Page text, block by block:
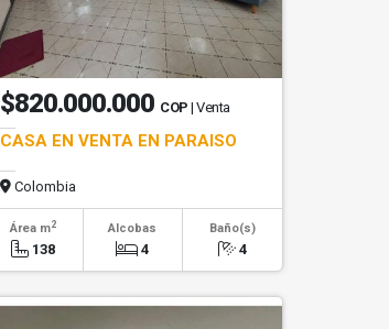
$820.000.000 COP | Venta
CASA EN VENTA EN PARAISO
Colombia
Área m2
138
Alcobas
4
Baño(s)
4